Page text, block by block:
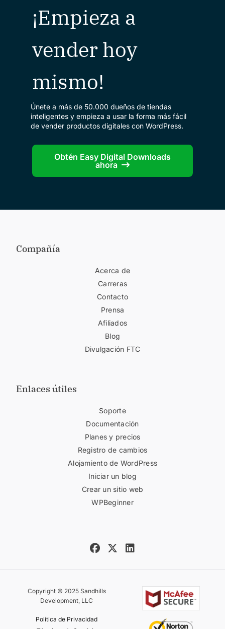
¡Empieza a
vender hoy
mismo!
Únete a más de 50.000 dueños de tiendas
inteligentes y empieza a usar la forma más fácil
de vender productos digitales con WordPress.
Obtén Easy Digital Downloads
ahora
Compañía
Acerca de
Carreras
Contacto
Prensa
Afiliados
Blog
Divulgación FTC
Enlaces útiles
Soporte
Documentación
Planes y precios
Registro de cambios
Alojamiento de WordPress
Iniciar un blog
Crear un sitio web
WPBeginner
Copyright © 2025 Sandhills
Development, LLC
Política de Privacidad